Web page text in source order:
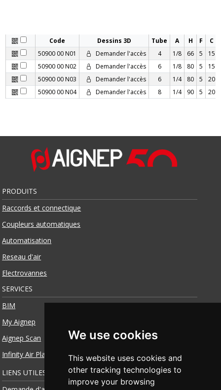
We use cookies
This website uses cookies and
other tracking technologies to
improve your browsing
Code Dessins 3D Tube A H F
C
50900 00 N01
Demander l'accès 4 1/8 66 5 15
50900 00 N02
Demander l'accès 6 1/8 80 5 15
50900 00 N03
Demander l'accès 6 1/4 80 5 20
50900 00 N04
Demander l'accès 8 1/4 90 5 20
PRODUITS
Raccords et connectique
Coupleurs automatiques
Automatisation
Reseau d'air
Electrovannes
SERVICES
BIM
My Aignep
Aignep Scan
Infinity Air Planner
LIENS UTILES